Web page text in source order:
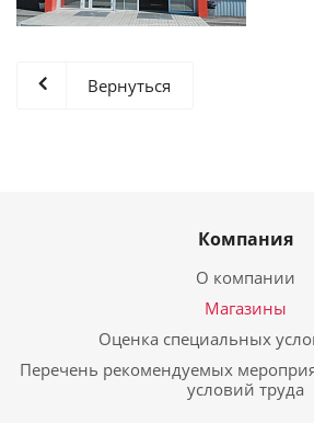
Вернуться
Компания
О компании
Магазины
Оценка специальных
Перечень рекомендуемых
условий труда